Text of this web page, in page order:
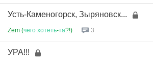
Усть-Каменогорск, Зыряновск...
Zem (чего хотеть-та?!) 3
УРА!!!